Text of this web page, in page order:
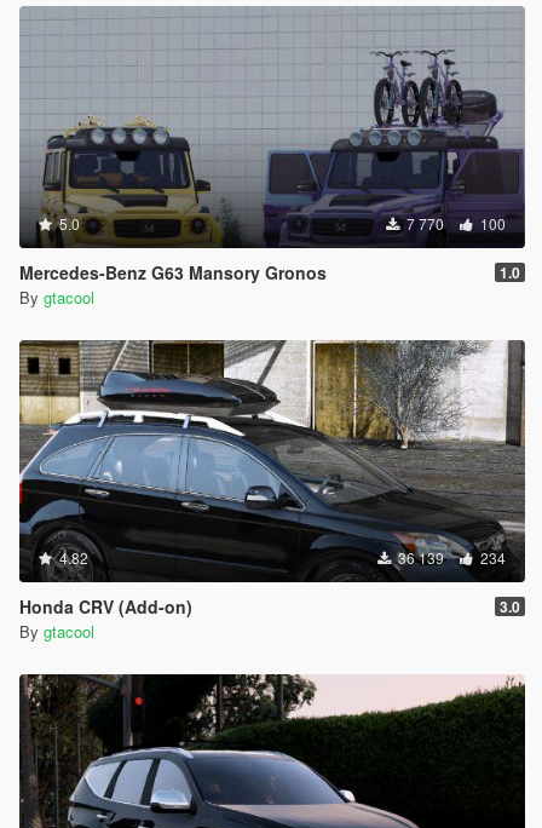
5.0 7 770 100
Mercedes-Benz G63 Mansory Gronos 1.0
By gtacool
4.82 36 139 234
Honda CRV (Add-on) 3.0
By gtacool